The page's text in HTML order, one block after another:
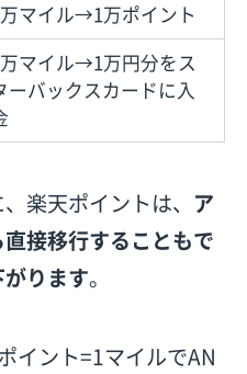
マイル→1万ポイント
マイル→1万円分をス
ーバックスカードに入
楽天ポイントは、 ア
接移行することもで
ります。
イント=1マイルでAN